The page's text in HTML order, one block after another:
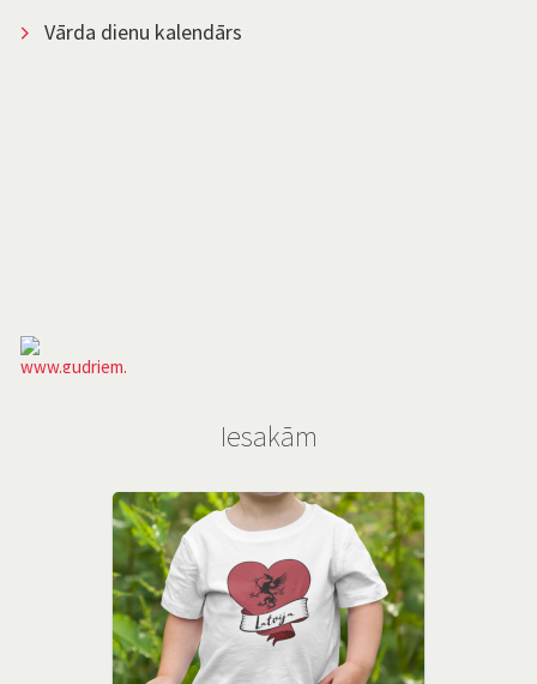
Vārda dienu kalendārs
Iesakām